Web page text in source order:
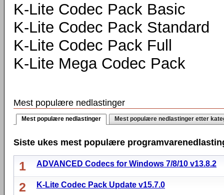
K-Lite Codec Pack Basic
K-Lite Codec Pack Standard
K-Lite Codec Pack Full
K-Lite Mega Codec Pack
Mest populære nedlastinger
Mest populære nedlastinger Mest populære nedlastinger etter
Siste ukes mest populære
1 ADVANCED Codecs for Windows 7/8/10 v13.8.2
2 K-Lite Codec Pack Update v15.7.0